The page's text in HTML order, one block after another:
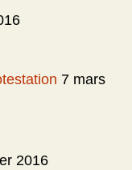
7 mars
2016